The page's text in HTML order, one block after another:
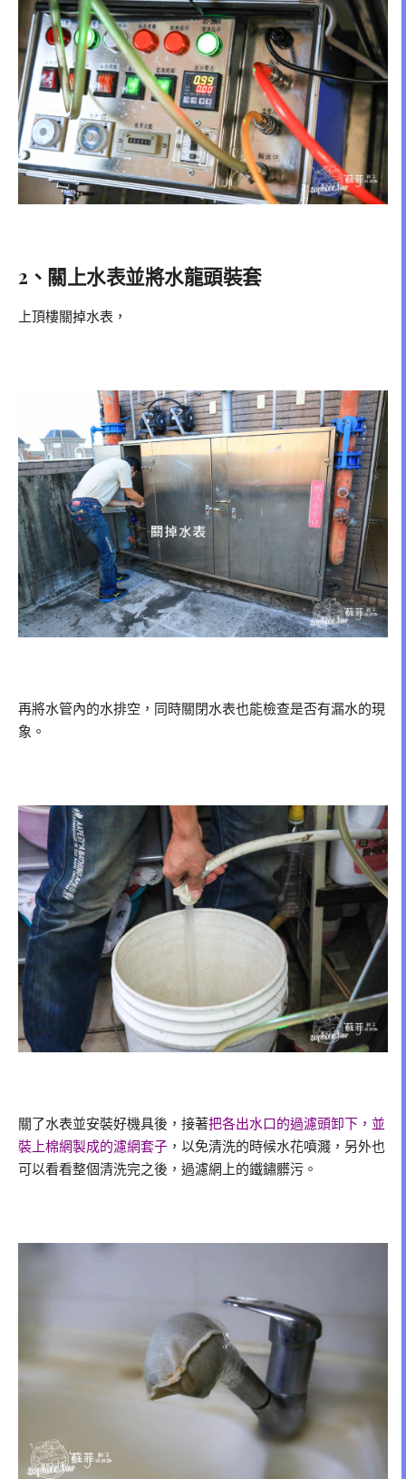
2、關上水表並將水龍頭裝套
上頂樓關掉水表，
再將水管內的水排空，同時關閉水表也能檢查是否有漏水的現
象。
關了水表並安裝好機具後，接著把各出水口的過濾頭卸下，並
裝上棉網製成的濾網套子 ，以免清洗的時候水花噴濺，另外也
可以看看整個清洗完之後，過濾網上的鐵鏽髒污。